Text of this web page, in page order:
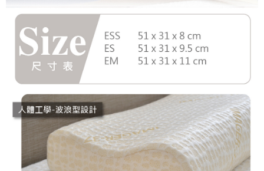
【繳款方式說明】
1.分期款項不併入電信帳單，「大哥付你分期」於每月結算日後寄送繳費提
醒簡訊。
2.透過簡訊連結打開帳單後，可選擇「超商條碼／台灣大直營門市／銀行轉
帳／街口支付／iPASS MONEY」等通路繳費。
1.本服務係由「台灣大哥大股份有限公司」（以下簡稱本公司）所提供，讓
用戶於交易時，得透過本服務購買商品或服務，並由商店將買賣／分期付款
買賣價金債權讓與本公司後，依約使用本公司帳單繳交帳款。
2.基於同意付款使用「大哥付你分期」之契約關係目的，商店將以您的個人
資料（包含姓名、電話或地址）提供予台灣大哥大進項蒐集、處理及利用，
由本公司與您本人進行分期帳單所需資料之確認、核對及更正。
3.完整用戶服務條款，請詳閱以下連結：https://oppay.tw/userRule
【「AFTEE先享後付」結帳流程】
１．於結帳方式選擇「AFTEE先享後付」後，將跳轉至「AFTEE先享後付」
結帳頁面，進行簡訊認證並確認金額後，即可完成結帳。
２．訂單成立數日內，您將收到繳費通知簡訊。
３．收到繳費通知簡訊後14天內，點擊此簡訊中的連結，可透過四大超商／
ATM／網路銀行／等多元方式進行付款，方視為交易完成。
購買商品的店家。未經商家同意取消之訂單仍視為有效，需透過AFTEE先享
後付繳納相關費用。
※ 交易是否成功請以「AFTEE先享後付 」之結帳頁面顯示為準，若有關於
是否繳費成功／繳費後需取消欲退款等相關疑問，請聯繫「AFTEE先享後付
客戶支援中心」 https://netprotections.freshdesk.com/support/home
【注意事項】
每筆NT$80，滿NT$999(含以上)免運費